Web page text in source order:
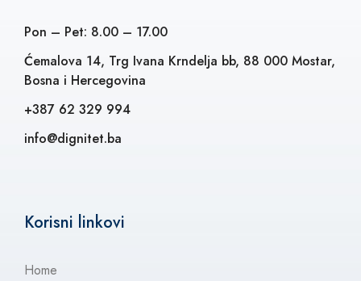
Pon – Pet: 8.00 – 17.00
Ćemalova 14, Trg Ivana Krndelja bb, 88 000 Mostar,
Bosna i Hercegovina
+387 62 329 994
info@dignitet.ba
Korisni linkovi
Home